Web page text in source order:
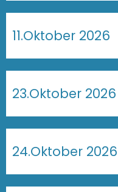
11.Oktober 2026
23.Oktober 2026
24.Oktober 2026